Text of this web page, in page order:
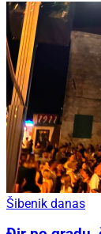
Šibenik danas